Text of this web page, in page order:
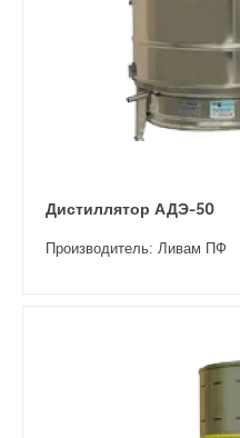
Дистиллятор АДЭ-50
Производитель: Ливам ПФ